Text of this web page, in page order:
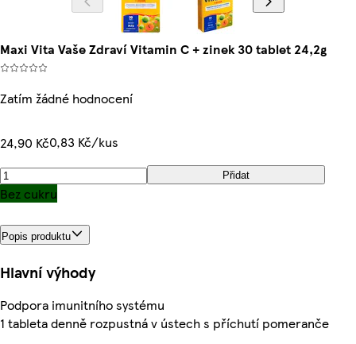
Maxi Vita Vaše Zdraví Vitamin C + zinek 30 tablet 24,2g
Zatím žádné hodnocení
24,90 Kč0,83 Kč/kus
Přidat
Bez cukru
Popis produktu
Hlavní výhody
Podpora imunitního systému
1 tableta denně rozpustná v ústech s příchutí pomeranče